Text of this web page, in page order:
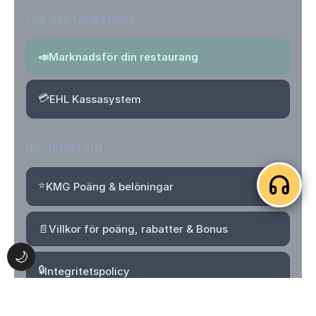
🌙
📣Marknadsför din restaurang
💳EHL Kassasystem
⭐KMG Poäng & belöningar
📄Villkor för poäng, rabatter & Bonus
🔒Integritetspolicy